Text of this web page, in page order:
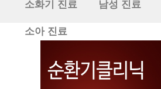
소화기 진료 남성 진료
소아 진료